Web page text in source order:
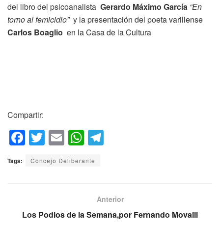
del libro del psicoanalista Gerardo Máximo García “En
torno al femicidio” y la presentación del poeta varillense
Carlos Boaglio en la Casa de la Cultura
Compartir:
F
a
c
o
T
wi
tt
E
m
ail
W
h
at
p
a
m
Tags: Concejo Deliberante
Anterior
Los Podios de la Semana,por Fernando Movalli